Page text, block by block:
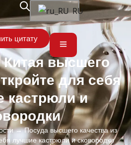
RU
цитату
Китая высшего
для себя
кастрюли и
→ Посуда высшего качества из
лучшие кастрюли и сковородки